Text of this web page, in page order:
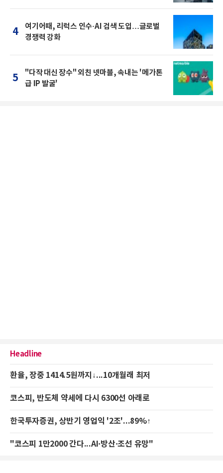
4
여기어때, 리럭스 인수·AI 검색 도입…글로벌
경쟁력 강화
5
"다작 대신 장수" 외친 넷마블, 속내는 '메가톤
급 IP 발굴'
Headline
환율, 장중 1414.5원까지↓...10개월래 최저
코스피, 반도체 약세에 다시 6300선 아래로
한국투자증권, 상반기 영업익 '2조'...89%↑
"코스피 1만2000 간다...AI·방산·조선 유망"